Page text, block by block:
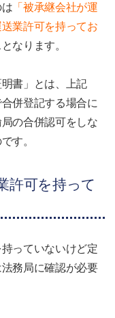
「被承継会社が運
業許可を持ってお
なります。
書」とは、上記
併登記する場合に
の合併認可をしな
す。
許可を持って
っていないけど定
務局に確認が必要